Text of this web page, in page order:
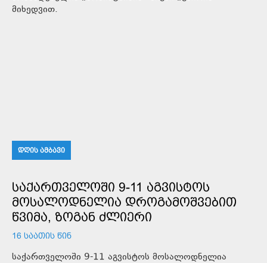
მიხედვით.
ᲓᲦᲘᲡ ᲐᲛᲑᲐᲕᲘ
ᲡᲐᲥᲐᲠᲗᲕᲔᲚᲝᲨᲘ 9-11 ᲐᲒᲕᲘᲡᲢᲝᲡ
ᲛᲝᲡᲐᲚᲝᲓᲜᲔᲚᲘᲐ ᲓᲠᲝᲒᲐᲛᲝᲨᲕᲔᲑᲘᲗ
ᲬᲕᲘᲛᲐ, ᲖᲝᲒᲐᲜ ᲫᲚᲘᲔᲠᲘ
16 ᲡᲐᲐᲗᲘᲡ ᲬᲘᲜ
საქართველოში 9-11 აგვისტოს მოსალოდნელია